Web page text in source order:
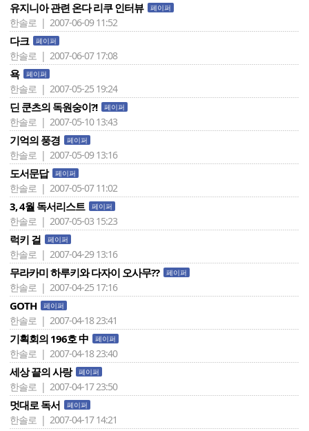
유지니아 관련 온다 리쿠 인터뷰 페이퍼
한솔로 | 2007-06-09 11:52
다크 페이퍼
한솔로 | 2007-06-07 17:08
욕 페이퍼
한솔로 | 2007-05-25 19:24
딘 쿤츠의 독원숭이?! 페이퍼
한솔로 | 2007-05-10 13:43
기억의 풍경 페이퍼
한솔로 | 2007-05-09 13:16
도서문답 페이퍼
한솔로 | 2007-05-07 11:02
3, 4월 독서리스트 페이퍼
한솔로 | 2007-05-03 15:23
럭키 걸 페이퍼
한솔로 | 2007-04-29 13:16
무라카미 하루키와 다자이 오사무?? 페이퍼
한솔로 | 2007-04-25 17:16
GOTH 페이퍼
한솔로 | 2007-04-18 23:41
기획회의 196호 中 페이퍼
한솔로 | 2007-04-18 23:40
세상 끝의 사랑 페이퍼
한솔로 | 2007-04-17 23:50
멋대로 독서 페이퍼
한솔로 | 2007-04-17 14:21